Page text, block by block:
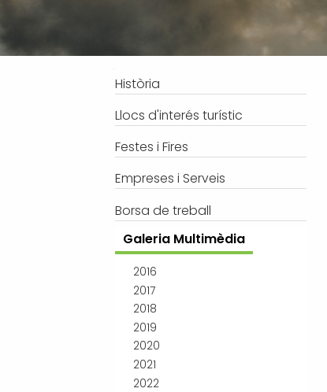
Processos selectius
Bústia de suggeriments
Salut
Jutjat de Pau i Registre Civil
Navegació
Història
Llocs d'interés turístic
Festes i Fires
Empreses i Serveis
Borsa de treball
Galeria Multimèdia
2016
2017
2018
2019
2020
2021
2022